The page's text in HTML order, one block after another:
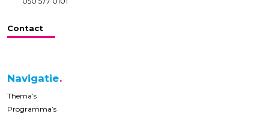
Contact
Navigatie
Thema’s
Programma’s